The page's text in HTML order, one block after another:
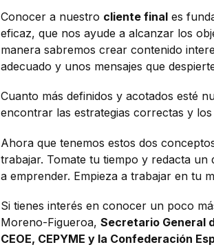
Conocer a nuestro cliente final es
eficaz, que nos ayude a alcanzar los
manera sabremos crear contenido
adecuado y unos mensajes que
Cuanto más definidos y acotados esté
encontrar las estrategias correctas y
Ahora que tenemos estos dos
trabajar. Tomate tu tiempo y redacta
a emprender. Empieza a trabajar en tu
Si tienes interés en conocer un poco
Moreno-Figueroa, Secretario General
CEOE, CEPYME y la Confederación